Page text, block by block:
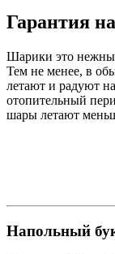
Гарантия
Шарики это
Тем не менее, в
летают и радуют
отопительный
шары летают
Напольный